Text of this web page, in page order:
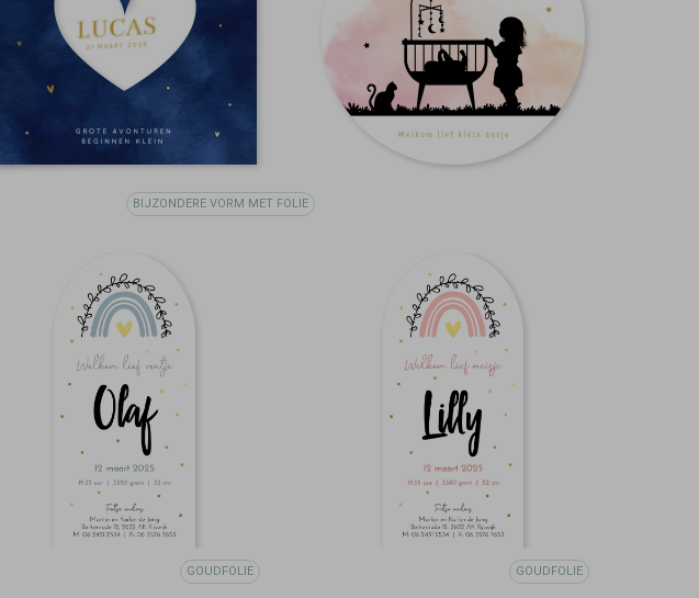
BIJZONDERE VORM MET FOLIE
GOUDFOLIE GOUDFOLIE